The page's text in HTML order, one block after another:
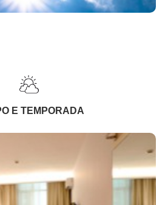
E TEMPORADA